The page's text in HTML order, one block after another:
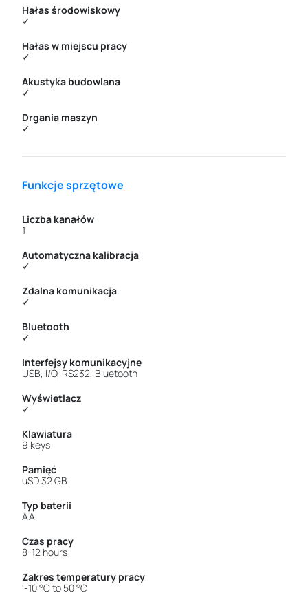
Hałas środowiskowy
✓
Hałas w miejscu pracy
✓
Akustyka budowlana
✓
Drgania maszyn
✓
Funkcje sprzętowe
Liczba kanałów
1
Automatyczna kalibracja
✓
Zdalna komunikacja
✓
Bluetooth
✓
Interfejsy komunikacyjne
USB, I/O, RS232, Bluetooth
Wyświetlacz
✓
Klawiatura
9 keys
Pamięć
uSD 32 GB
Typ baterii
AA
Czas pracy
8-12 hours
Zakres temperatury pracy
'-10 °C to 50 °C